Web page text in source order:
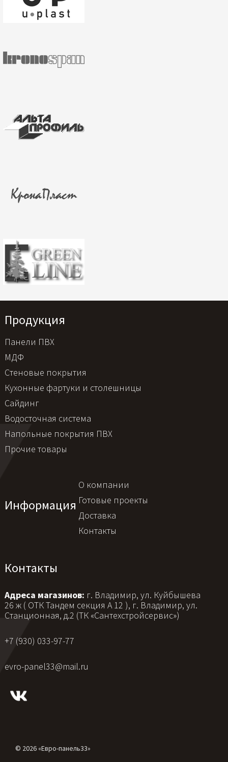
Продукция
Панели ПВХ
МДФ
Стеновые покрытия
Кухонные фартуки и столешницы
Сайдинг
Водосточная система
Напольные покрытия ПВХ
Прочие товары
Информация
О компании
Готовые проекты
Доставка
Контакты
Контакты
Адреса магазинов: г. Владимир, ул. Куйбышева
26 ж ( ОТК Тандем секция А 12 ), г. Владимир, ул.
Станционная, д.2 (ТК «Сантехстройсервис»)
+7 (930) 033-97-77
evro-panel33@mail.ru
© 2026 «Евро-панель33»